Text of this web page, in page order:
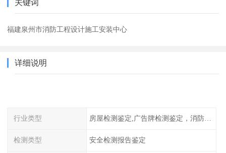
关键词
福建泉州市消防工程设计施工安装中心
详细说明
行业类型 房屋检测鉴定,广告牌检测鉴定，消防检测
检测类型 安全检测报告鉴定